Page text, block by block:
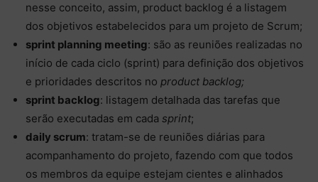
nesse conceito, assim, product backlog é a listagem
dos objetivos estabelecidos para um projeto de Scrum;
sprint planning meeting: são as reuniões realizadas no
início de cada ciclo (sprint) para definição dos objetivos
e prioridades descritos no product backlog;
sprint backlog: listagem detalhada das tarefas que
serão executadas em cada sprint;
daily scrum: tratam-se de reuniões diárias para
acompanhamento do projeto, fazendo com que todos
os membros da equipe estejam cientes e alinhados